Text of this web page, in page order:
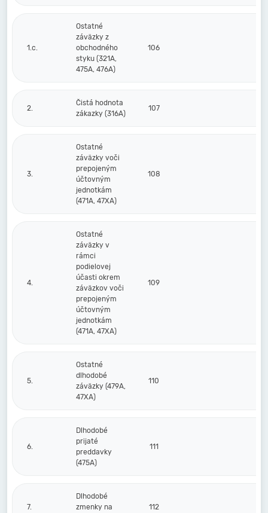
1.c.
Ostatné
záväzky z
obchodného
styku (321A,
475A, 476A)
106
2.
Čistá hodnota
zákazky (316A)
107
3.
Ostatné
záväzky voči
prepojeným
účtovným
jednotkám
(471A, 47XA)
108
4.
Ostatné
záväzky v
rámci
podielovej
účasti okrem
záväzkov voči
prepojeným
účtovným
jednotkám
(471A, 47XA)
109
5.
Ostatné
dlhodobé
záväzky (479A,
47XA)
110
6.
Dlhodobé
prijaté
preddavky
(475A)
111
7.
Dlhodobé
zmenky na
112